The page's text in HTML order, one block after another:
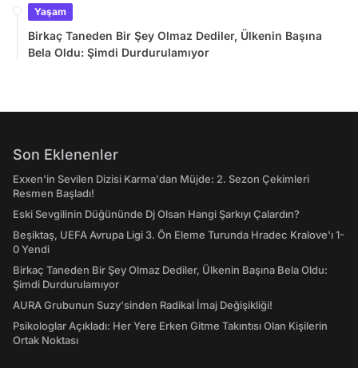
Yaşam
Birkaç Taneden Bir Şey Olmaz Dediler, Ülkenin Başına
Bela Oldu: Şimdi Durdurulamıyor
Son Eklenenler
Exxen'in Sevilen Dizisi Karma'dan Müjde: 2. Sezon Çekimleri
Resmen Başladı!
Eski Sevgilinin Düğününde Dj Olsan Hangi Şarkıyı Çalardın?
Beşiktaş, UEFA Avrupa Ligi 3. Ön Eleme Turunda Hradec Kralove'ı 1-
0 Yendi
Birkaç Taneden Bir Şey Olmaz Dediler, Ülkenin Başına Bela Oldu:
Şimdi Durdurulamıyor
AURA Grubunun Suzy'sinden Radikal İmaj Değişikliği!
Psikologlar Açıkladı: Her Yere Erken Gitme Takıntısı Olan Kişilerin
Ortak Noktası